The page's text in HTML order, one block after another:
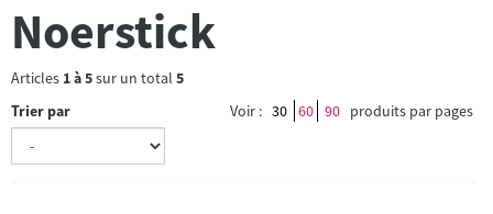
Noerstick
Articles 1à5sur un total 5
Trier par
Voir : 30 60 90 produits par pages